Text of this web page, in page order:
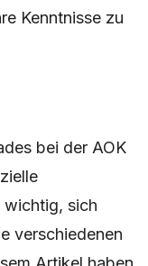
Kenntnisse zu
bei der AOK
wichtig, sich
verschiedenen